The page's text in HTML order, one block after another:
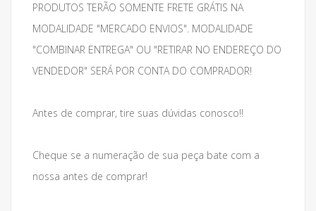
PRODUTOS TERÃO SOMENTE FRETE GRÁTIS NA
MODALIDADE "MERCADO ENVIOS". MODALIDADE
"COMBINAR ENTREGA" OU "RETIRAR NO ENDEREÇO DO
VENDEDOR" SERÁ POR CONTA DO COMPRADOR!
Antes de comprar, tire suas dúvidas conosco!!
Cheque se a numeração de sua peça bate com a
nossa antes de comprar!